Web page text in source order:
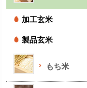
加工玄米
製品玄米
もち米